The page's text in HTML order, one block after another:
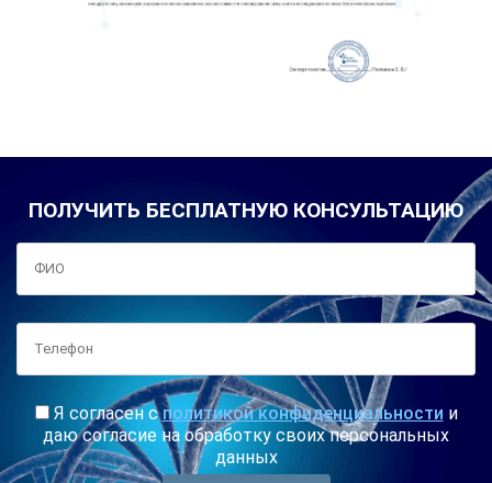
ПОЛУЧИТЬ БЕСПЛАТНУЮ КОНСУЛЬТАЦИЮ
Я согласен сполитикой конфиденциальности и
даю согласие на обработку своих персональных
данных